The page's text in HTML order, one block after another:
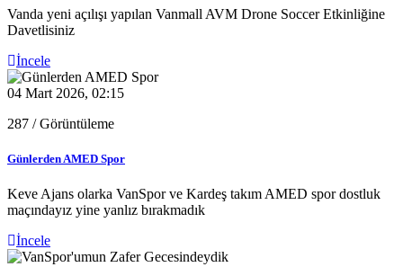
Vanda yeni açılışı yapılan Vanmall AVM Drone Soccer Etkinliğine
Davetlisiniz
İncele
04 Mart 2026, 02:15
287 / Görüntüleme
Günlerden AMED Spor
Keve Ajans olarka VanSpor ve Kardeş takım AMED spor dostluk
maçındayız yine yanlız bırakmadık
İncele